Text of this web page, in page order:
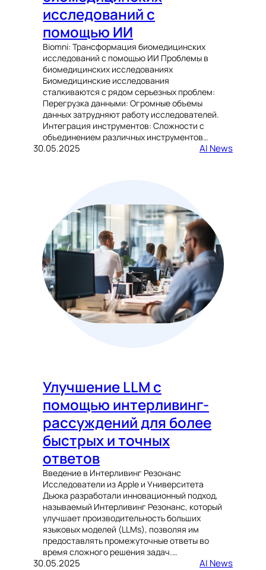
исследований с
помощью ИИ
Biomni: Трансформация биомедицинских
исследований с помощью ИИ Проблемы в
биомедицинских исследованиях
Биомедицинские исследования
сталкиваются с рядом серьезных проблем:
Перегрузка данными: Огромные объемы
данных затрудняют работу исследователей.
Интеграция инструментов: Сложности с
объединением различных инструментов…
30.05.2025 AI News
Улучшение LLM с
помощью интерливинг-
рассуждений для более
быстрых и точных
ответов
Введение в Интерливинг Резонанс
Исследователи из Apple и Университета
Дьюка разработали инновационный подход,
называемый Интерливинг Резонанс, который
улучшает производительность больших
языковых моделей (LLMs), позволяя им
предоставлять промежуточные ответы во
время сложного решения задач.…
30.05.2025 AI News